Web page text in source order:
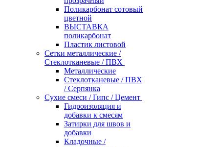
Поликарбонат сотовый
цветной
ВЫСТАВКА
поликарбонат
Пластик листовой
Сетки металлические /
Стеклотканевые / ПВХ
Металлические
Стеклотканевые / ПВХ
/ Серпянка
Сухие смеси / Гипс / Цемент
Гидроизоляция и
добавки к смесям
Затирки для швов и
добавки
Кладочные /